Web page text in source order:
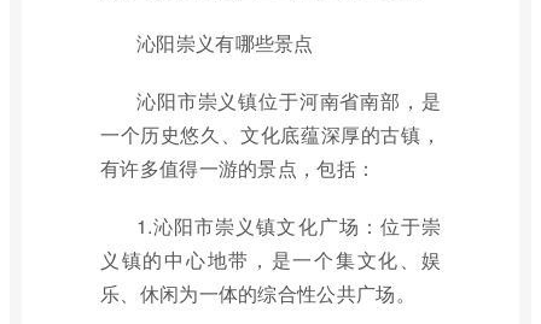
沁阳崇义有哪些景点
沁阳市崇义镇位于河南省南部，是
一个历史悠久、文化底蕴深厚的古镇，
有许多值得一游的景点，包括：
1.沁阳市崇义镇文化广场：位于崇
义镇的中心地带，是一个集文化、娱
乐、休闲为一体的综合性公共广场。